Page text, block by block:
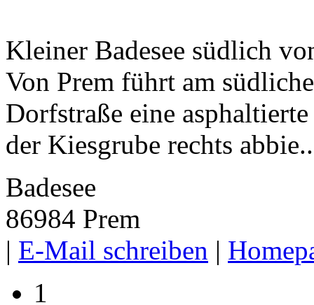
Kleiner Badesee südlich
Von Prem führt am
Dorfstraße eine
der Kiesgrube rechts
Badesee
86984 Prem
| E-Mail schreiben |
1